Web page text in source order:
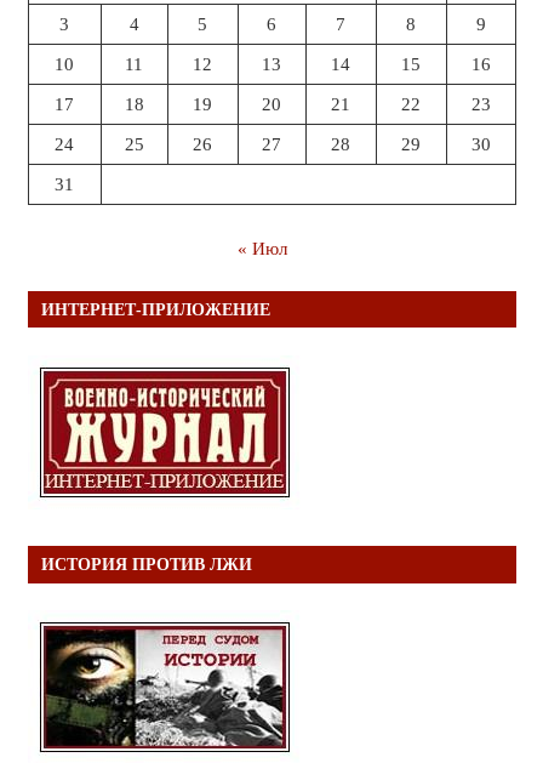
3 4 5 6 7 8 9
10 11 12 13 14 15 16
17 18 19 20 21 22 23
24 25 26 27 28 29 30
31
« Июл
ИНТЕРНЕТ-ПРИЛОЖЕНИЕ
ИСТОРИЯ ПРОТИВ ЛЖИ